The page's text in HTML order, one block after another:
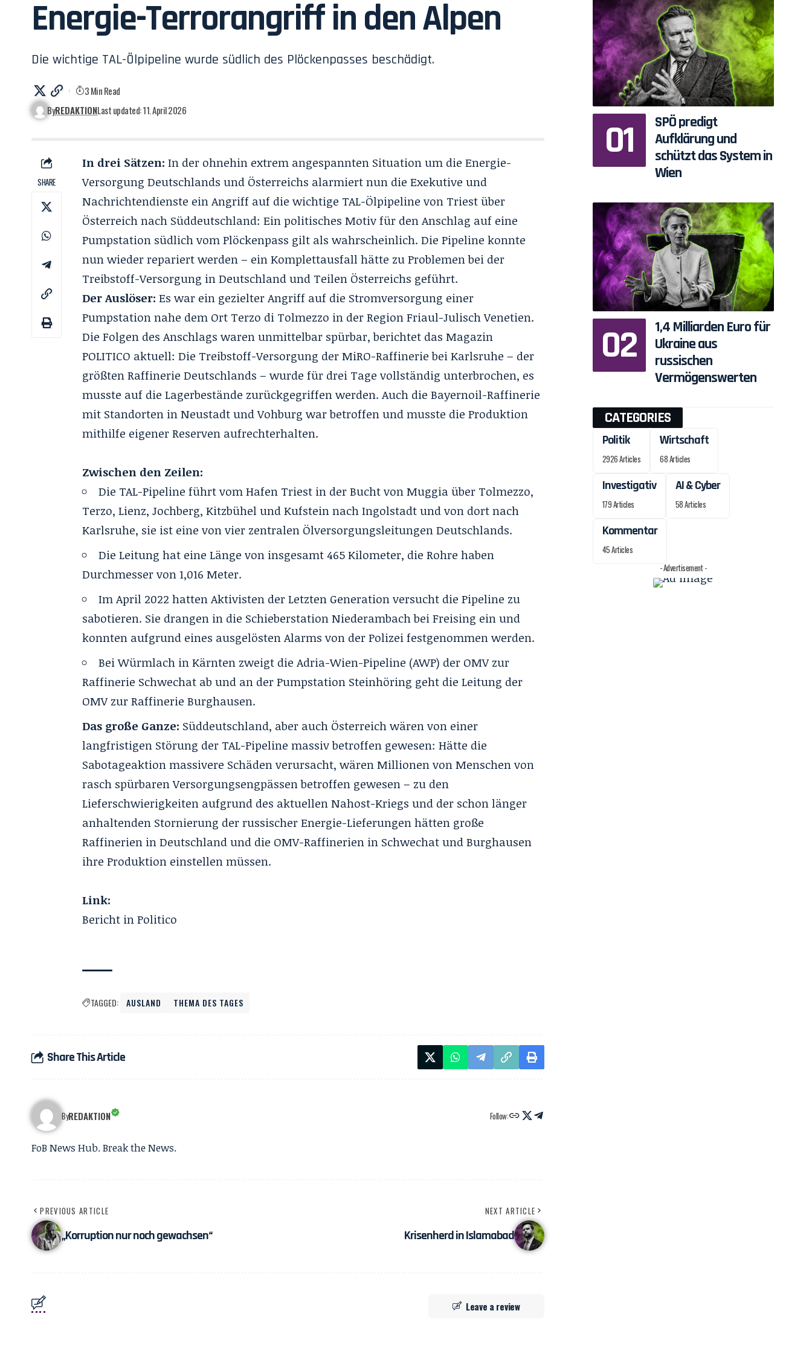
Energie-Terrorangriff in den Alpen
Die wichtige TAL-Ölpipeline wurde südlich des Plöckenpasses beschädigt.
ByREDAKTIONLast updated: 11. April 2026
3 Min Read
SHARE
In drei Sätzen: In der ohnehin extrem angespannten Situation um die Energie-
Versorgung Deutschlands und Österreichs alarmiert nun die Exekutive und
Nachrichtendienste ein Angriff auf die wichtige TAL-Ölpipeline von Triest über
Österreich nach Süddeutschland: Ein politisches Motiv für den Anschlag auf eine
Pumpstation südlich vom Plöckenpass gilt als wahrscheinlich. Die Pipeline konnte
nun wieder repariert werden – ein Komplettausfall hätte zu Problemen bei der
Treibstoff-Versorgung in Deutschland und Teilen Österreichs geführt.
Der Auslöser: Es war ein gezielter Angriff auf die Stromversorgung einer
Pumpstation nahe dem Ort Terzo di Tolmezzo in der Region Friaul-Julisch Venetien.
Die Folgen des Anschlags waren unmittelbar spürbar, berichtet das Magazin
POLITICO aktuell: Die Treibstoff-Versorgung der MiRO-Raffinerie bei Karlsruhe – der
größten Raffinerie Deutschlands – wurde für drei Tage vollständig unterbrochen, es
musste auf die Lagerbestände zurückgegriffen werden. Auch die Bayernoil-Raffinerie
mit Standorten in Neustadt und Vohburg war betroffen und musste die Produktion
mithilfe eigener Reserven aufrechterhalten.
Zwischen den Zeilen:
Die TAL-Pipeline führt vom Hafen Triest in der Bucht von Muggia über Tolmezzo,
Terzo, Lienz, Jochberg, Kitzbühel und Kufstein nach Ingolstadt und von dort nach
Karlsruhe, sie ist eine von vier zentralen Ölversorgungsleitungen Deutschlands.
Die Leitung hat eine Länge von insgesamt 465 Kilometer, die Rohre haben
Durchmesser von 1,016 Meter.
Im April 2022 hatten Aktivisten der Letzten Generation versucht die Pipeline zu
sabotieren. Sie drangen in die Schieberstation Niederambach bei Freising ein und
konnten aufgrund eines ausgelösten Alarms von der Polizei festgenommen werden.
Bei Würmlach in Kärnten zweigt die Adria-Wien-Pipeline (AWP) der OMV zur
Raffinerie Schwechat ab und an der Pumpstation Steinhöring geht die Leitung der
OMV zur Raffinerie Burghausen.
Das große Ganze: Süddeutschland, aber auch Österreich wären von einer
langfristigen Störung der TAL-Pipeline massiv betroffen gewesen: Hätte die
Sabotageaktion massivere Schäden verursacht, wären Millionen von Menschen von
rasch spürbaren Versorgungsengpässen betroffen gewesen – zu den
Lieferschwierigkeiten aufgrund des aktuellen Nahost-Kriegs und der schon länger
anhaltenden Stornierung der russischer Energie-Lieferungen hätten große
Raffinerien in Deutschland und die OMV-Raffinerien in Schwechat und Burghausen
ihre Produktion einstellen müssen.
Link:
Bericht in Politico
TAGGED: AUSLAND THEMA DES TAGES
Share This Article
ByREDAKTION Follow:
FoB News Hub. Break the News.
PREVIOUS ARTICLE
„Korruption nur noch gewachsen“
NEXT ARTICLE
Krisenherd in Islamabad
Leave a review
SPÖ predigt
Aufklärung und
schützt das System in
Wien
1,4 Milliarden Euro für
Ukraine aus
russischen
Vermögenswerten
CATEGORIES
Politik
2926 Articles
Wirtschaft
68 Articles
Investigativ
179 Articles
AI & Cyber
58 Articles
Kommentar
45 Articles
- Advertisement -